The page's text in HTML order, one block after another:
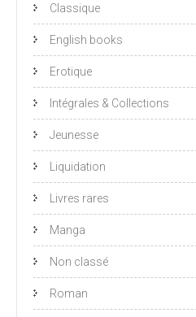
Classique
English books
Erotique
Intégrales & Collections
Jeunesse
Liquidation
Livres rares
Manga
Non classé
Roman